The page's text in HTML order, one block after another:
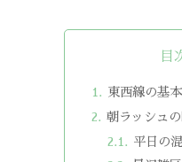
目
東西線の基
朝ラッシュ
平日の